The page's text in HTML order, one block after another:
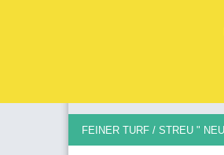
FEINER TURF / STREU "